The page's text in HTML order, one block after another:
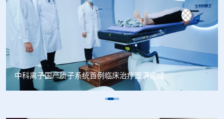
韩国忠清北道上半年农水产品放射性检测结果达标